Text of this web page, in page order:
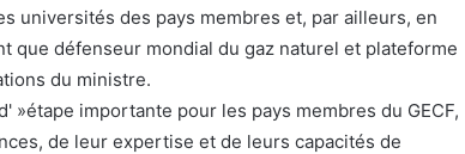
universités des pays membres et, par ailleurs, en
que défenseur mondial du gaz naturel et plateforme
du ministre.
»étape importante pour les pays membres du GECF,
de leur expertise et de leurs capacités de